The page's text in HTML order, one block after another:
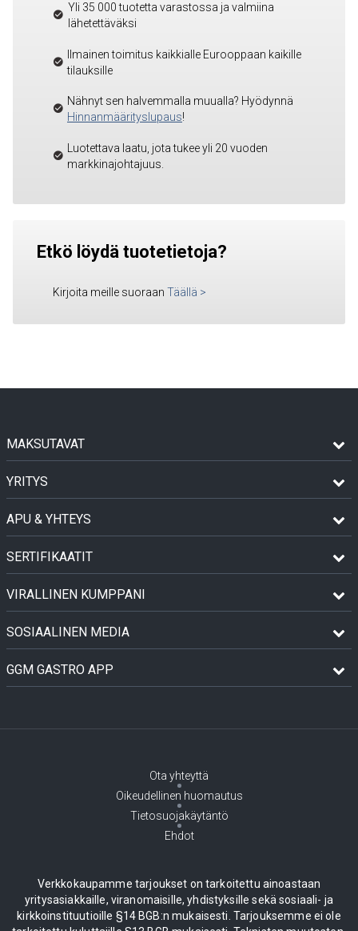
Yli 35 000 tuotetta varastossa ja valmiina
lähetettäväksi
Ilmainen toimitus kaikkialle Eurooppaan kaikille
tilauksille
Nähnyt sen halvemmalla muualla? Hyödynnä
Hinnanmäärityslupaus!
Luotettava laatu, jota tukee yli 20 vuoden
markkinajohtajuus.
Etkö löydä tuotetietoja?
Kirjoita meille suoraan Täällä >
MAKSUTAVAT
YRITYS
APU & YHTEYS
SERTIFIKAATIT
VIRALLINEN KUMPPANI
SOSIAALINEN MEDIA
GGM GASTRO APP
Ota yhteyttä
Oikeudellinen huomautus
Tietosuojakäytäntö
Ehdot
Verkkokaupamme tarjoukset on tarkoitettu ainoastaan
yritysasiakkaille, viranomaisille, yhdistyksille sekä sosiaali- ja
kirkkoinstituutioille §14 BGB:n mukaisesti. Tarjouksemme ei ole